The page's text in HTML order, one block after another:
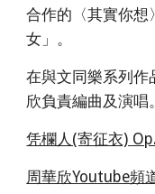
合作的〈其實你想
女」。
在與文同樂系列作
欣負責編曲及演唱。
凭欄人(寄征衣)
周華欣Youtube頻